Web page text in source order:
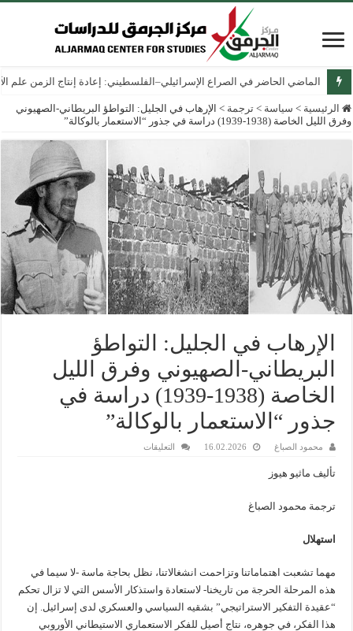
الماضي الحاضر في الصراع الإسرائيلي–الفلسطيني: إعادة إنتاج الزمن علم
الرئيسية > سياسة > ترجمة > الإرهاب في الجليل: التواطؤ البريطاني-الصهيوني
وفرق الليل الخاصة (1938-1939) دراسة في جذور “الاستعمار بالوكالة”
الإرهاب في الجليل: التواطؤ
البريطاني-الصهيوني وفرق الليل
الخاصة (1938-1939) دراسة في
جذور “الاستعمار بالوكالة”
محمود الصباغ 16.02.2026 التعليقات
دراسة
في
جذور
“الاستعمار
بالوكالة”
مغلقة
تأليف ماثيو هيوز
ترجمة محمود الصباغ
استهلال
مهما تشعبت اهتماماتنا وتزاحمت انشغالاتنا، نظل بحاجة ماسة -لا سيما في
هذه المرحلة الحرجة من تاريخنا- لاستعادة واستذكار الأسس التي لا تزال تحكم
“عقيدة التفكير الاستراتيجي” بشقيه السياسي والعسكري لدى إسرائيل. إن
هذا الفكر، في جوهره، نتاج أصيل للفكر الاستعماري الاستيطاني الأوروبي